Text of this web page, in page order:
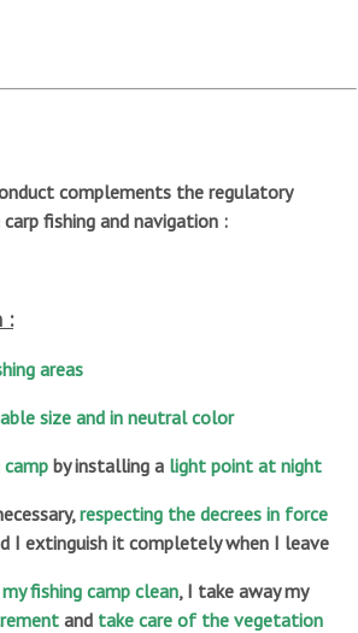
complements the regulatory
fishing and navigation :
:
areas
size and in neutral color
by installing a light point at night
respecting the decrees in force
I extinguish it completely when I leave
my fishing camp clean, I take away my
and take care of the vegetation